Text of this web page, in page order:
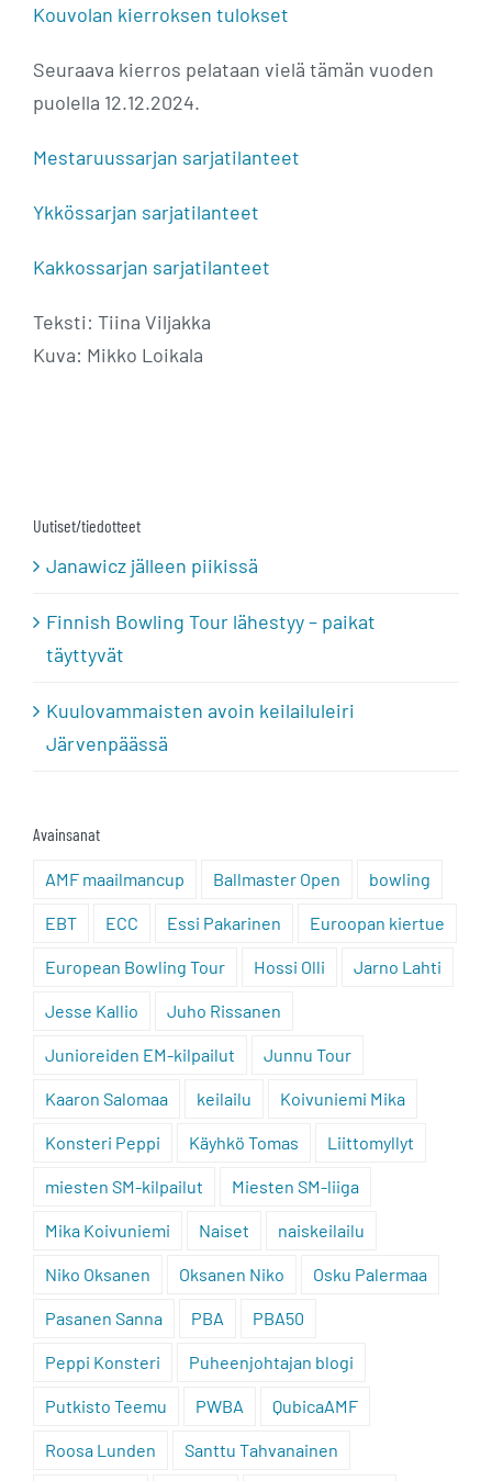
Kouvolan kierroksen tulokset
Seuraava kierros pelataan vielä tämän vuoden
puolella 12.12.2024.
Mestaruussarjan sarjatilanteet
Ykkössarjan sarjatilanteet
Kakkossarjan sarjatilanteet
Teksti: Tiina Viljakka
Kuva: Mikko Loikala
Uutiset/tiedotteet
Janawicz jälleen piikissä
Finnish Bowling Tour lähestyy – paikat
täyttyvät
Kuulovammaisten avoin keilailuleiri
Järvenpäässä
Avainsanat
AMF maailmancup Ballmaster Open bowling
EBT ECC Essi Pakarinen Euroopan kiertue
European Bowling Tour Hossi Olli Jarno Lahti
Jesse Kallio Juho Rissanen
Junioreiden EM-kilpailut Junnu Tour
Kaaron Salomaa keilailu Koivuniemi Mika
Konsteri Peppi Käyhkö Tomas Liittomyllyt
miesten SM-kilpailut Miesten SM-liiga
Mika Koivuniemi Naiset naiskeilailu
Niko Oksanen Oksanen Niko Osku Palermaa
Pasanen Sanna PBA PBA50
Peppi Konsteri Puheenjohtajan blogi
Putkisto Teemu PWBA QubicaAMF
Roosa Lunden Santtu Tahvanainen